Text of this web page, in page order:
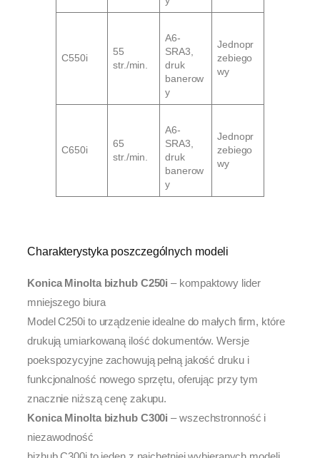
C550i
55
str./min.
A6-
SRA3,
druk
banerow
y
Jednopr
zebiego
wy
C650i
65
str./min.
A6-
SRA3,
druk
banerow
y
Jednopr
zebiego
wy
Charakterystyka poszczególnych modeli
Konica Minolta bizhub C250i – kompaktowy lider
mniejszego biura
Model C250i to urządzenie idealne do małych firm, które
drukują umiarkowaną ilość dokumentów. Wersje
poekspozycyjne zachowują pełną jakość druku i
funkcjonalność nowego sprzętu, oferując przy tym
znacznie niższą cenę zakupu.
Konica Minolta bizhub C300i – wszechstronność i
niezawodność